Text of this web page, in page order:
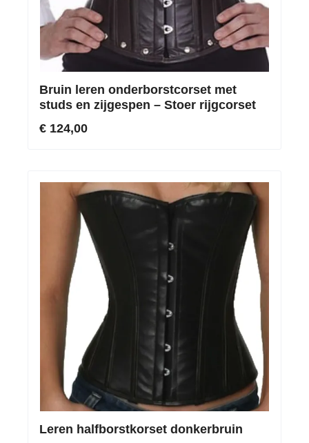
Bruin leren onderborstcorset met
studs en zijgespen – Stoer rijgcorset
€ 124,00
Leren halfborstkorset donkerbruin